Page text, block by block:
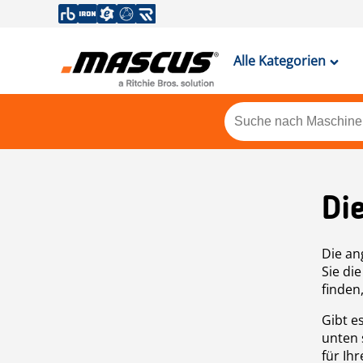
Alle Kategorien
Die
Sie
Gibt
unten
für